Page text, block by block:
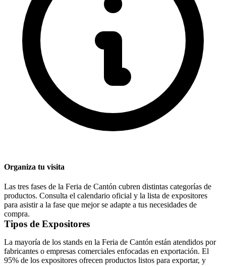
Organiza tu visita
Las tres fases de la Feria de Cantón cubren distintas categorías de
productos. Consulta el calendario oficial y la lista de expositores
para asistir a la fase que mejor se adapte a tus necesidades de
compra.
Tipos de Expositores
La mayoría de los stands en la Feria de Cantón están atendidos por
fabricantes o empresas comerciales enfocadas en exportación. El
95% de los expositores ofrecen productos listos para exportar, y